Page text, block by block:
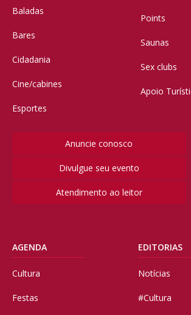
Baladas
Bares
Cidadania
Cine/cabines
Esportes
Points
Saunas
Sex clubs
Apoio
Anuncie conosco
Divulgue seu evento
Atendimento ao leitor
AGENDA
Cultura
Festas
EDITORIAS
Notícias
#Cultura